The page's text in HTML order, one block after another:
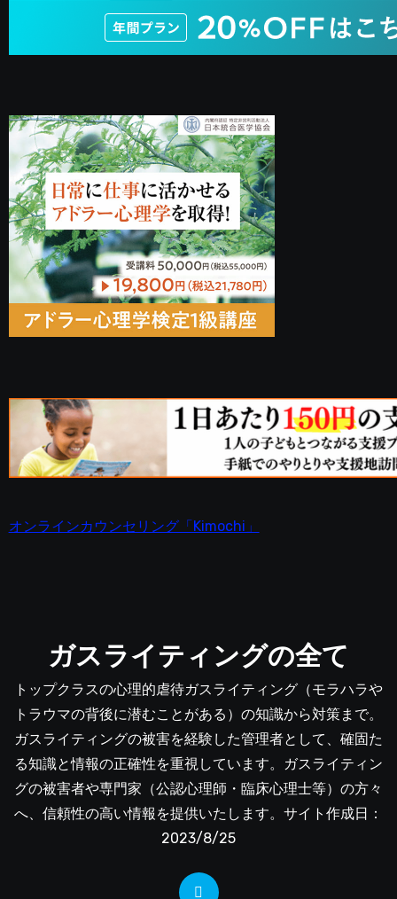
オンラインカウンセリング「Kimochi」
ガスライティングの全て
トップクラスの心理的虐待ガスライティング（モラハラや
トラウマの背後に潜むことがある）の知識から対策まで。
ガスライティングの被害を経験した管理者として、確固た
る知識と情報の正確性を重視しています。ガスライティン
グの被害者や専門家（公認心理師・臨床心理士等）の方々
へ、信頼性の高い情報を提供いたします。サイト作成日：
2023/8/25